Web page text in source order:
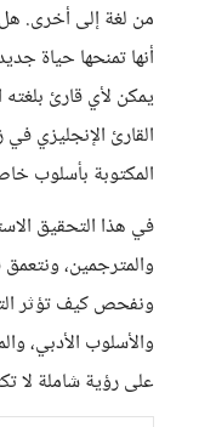
من لغة إلى أخرى.
أنها تمنحها حياة
يمكن لأي قارئ
القارئ الإنجليزي
المكتوبة بأسلوب
في هذا التحقيق
والمترجمين،
ونفحص كيف تؤثر
والأسلوب الأدبي،
على رؤية شاملة لا